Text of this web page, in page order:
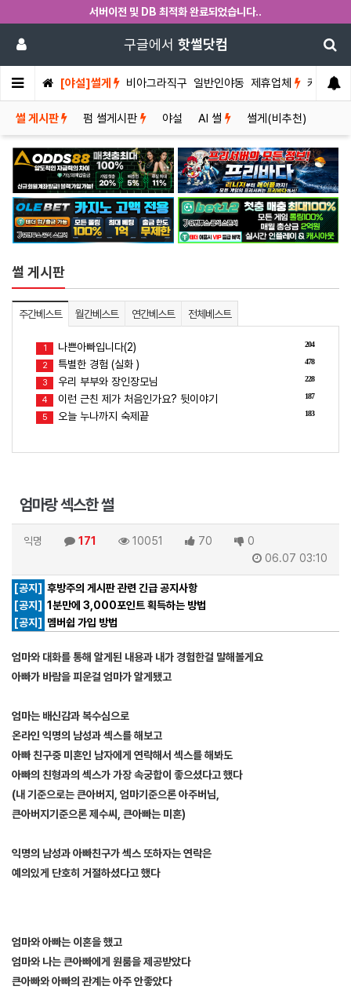
서버이전 및 DB 최적화 완료되었습니다..
구글에서 핫썰닷컴
[야설]썰게 비아그라직구 일반인야동 제휴업체 커뮤니티
썰 게시판 펌 썰게시판 야설 AI 썰 썰게(비추천)
썰 게시판
주간베스트 월간베스트 연간베스트 전체베스트
204
1 나쁜아빠입니다(2)
478
2 특별한 경험 (실화 )
228
3 우리 부부와 장인장모님
187
4 이런 근친 제가 처음인가요? 뒷이야기
183
5 오늘 누나까지 숙제끝
엄마랑 섹스한 썰
익명 171 10051 70
0
06.07 03:10
[공지] 후방주의 게시판 관련 긴급 공지사항
[공지] 1분만에 3,000포인트 획득하는 방법
[공지]
멤버쉽 가입 방법
엄마와 대화를 통해 알게된 내용과 내가 경험한걸 말해볼게요
아빠가 바람을 피운걸 엄마가 알게됐고
엄마는 배신감과 복수심으로
온라인 익명의 남성과 섹스를 해보고
아빠 친구중 미혼인 남자에게 연락해서 섹스를 해봐도
아빠의 친형과의 섹스가 가장 속궁합이 좋으셨다고 했다
(내 기준으로는 큰아버지, 엄마기준으론 아주버님,
큰아버지기준으론 제수씨, 큰아빠는 미혼)
익명의 남성과 아빠친구가 섹스 또하자는 연락은
예의있게 단호히 거절하셨다고 했다
엄마와 아빠는 이혼을 했고
엄마와 나는 큰아빠에게 원룸을 제공받았다
큰아빠와 아빠의 관계는 아주 안좋았다